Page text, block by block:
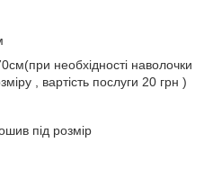
необхідності наволочки
, вартість послуги 20 грн )
під розмір